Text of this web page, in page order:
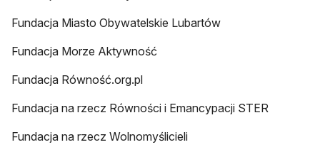
Fundacja Miasto Obywatelskie Lubartów
Fundacja Morze Aktywność
Fundacja Równość.org.pl
Fundacja na rzecz Równości i Emancypacji STER
Fundacja na rzecz Wolnomyślicieli